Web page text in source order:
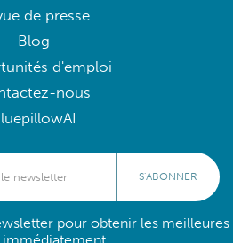
de presse
Blog
d'emploi
nous
S'ABONNER
pour obtenir les meilleures